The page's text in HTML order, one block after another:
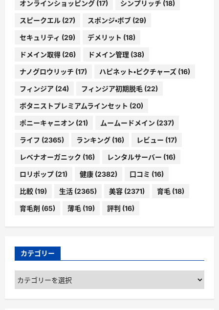
オンラインショッピング (17) シンプリッチ (18)
スピークエル (27) スポンジ・ボブ (29)
セキュリティ (29) デメリット (18)
ドメイン取得 (26) ドメイン管理 (38)
ナノグロウリッチ (17) ハピネット・ピクチャーズ (16)
フィンジア (24) フィンジア初期脱毛 (22)
ボタニストプレミアムラインセット (20)
ポニーキャニオン (21) ムームードメイン (237)
ライフ (2365) ランキング (16) レビュー (17)
レベナオーガニック (16) レンタルサーバー (16)
ロリポップ (21) 健康 (2382) 口コミ (16)
比較 (19) 生活 (2365) 美容 (2371) 育毛 (18)
育毛剤 (65) 薄毛 (19) 評判 (16)
カテゴリー
カ
テ
ゴ